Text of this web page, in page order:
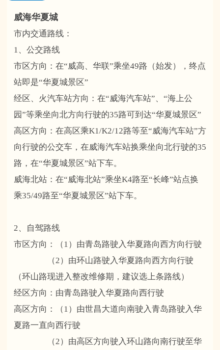
威海华夏城
市内交通路线：
1、公交路线
市区方向：在“威高、华联”乘坐49路（始发），终点
站即是“华夏城景区”
经区、火汽车站方向：在“威海汽车站”、“海上公
园”等乘坐向北方向行驶的35路可到达“华夏城景区”
高区方向：在高区乘K1/K2/12路等至“威海汽车站”方
向行驶的公交车，在威海汽车站换乘坐向北行驶的35
路，在“华夏城景区”站下车。
威海北站：在“威海北站”乘坐K4路至“长峰”站点换
乘35/49路至“华夏城景区”站下车。
2、自驾路线
市区方向：（1）由青岛路驶入华夏路向西方向行驶
（2）由环山路驶入华夏路向西方向行驶
（环山路现进入整改维修期，建议选上条路线）
经区方向：由青岛路驶入华夏路向西行驶
高区方向：（1）由世昌大道向南驶入青岛路驶入华
夏路一直向西行驶
（2）由高区方向驶入环山路向南行驶至华